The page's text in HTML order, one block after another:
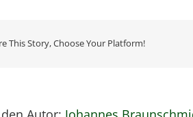
This Story, Choose Your Platform!